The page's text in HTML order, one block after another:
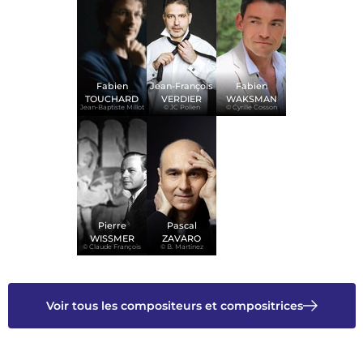
Jean-Baptiste Millot
Fabien
TOUCHARD
© JC Polien
Jean-François
VERDIER
© Cyrille Cosson
Fabien
WAKSMAN
© Claude François
Pierre
WISSMER
© B. Martinez
Pascal
ZAVARO
Voir tous les compositeurs et compositrices